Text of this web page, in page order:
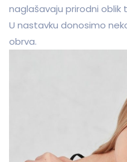
naglašavaju prirodni oblik
U nastavku donosimo
obrva.